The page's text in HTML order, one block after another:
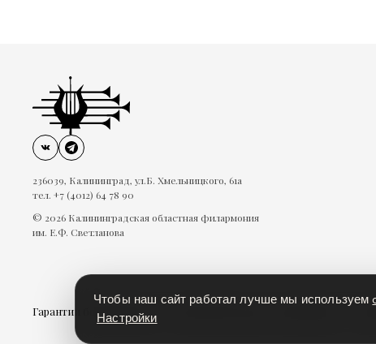
236039, Калининград, ул.Б. Хмельницкого, 61а
тел. +7 (4012) 64 78 90
© 2026 Калининградская областная филармония
им. Е.Ф. Светланова
Гарантии безопасности
Чтобы наш сайт работал лучше мы используем
Настройки